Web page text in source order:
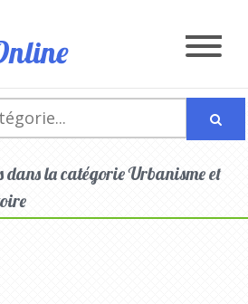
dans la catégorie Urbanisme et